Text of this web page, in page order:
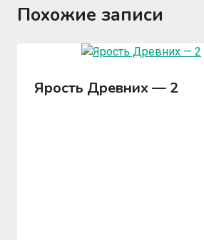
Похожие записи
Ярость Древних — 2